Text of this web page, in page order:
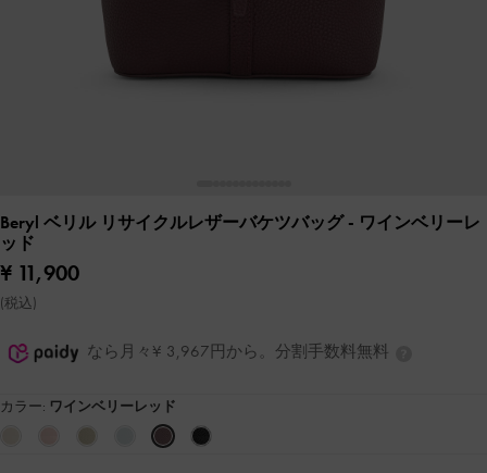
Beryl ベリル リサイクルレザーバケツバッグ- ワインベリーレ
ッド
¥ 11,900
(税込)
なら月々¥ 3,967円から。分割手数料無料
カラー: ワインベリーレッド